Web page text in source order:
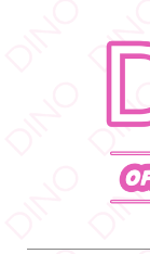
宇佐
【満
あり
いっ